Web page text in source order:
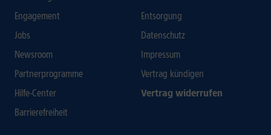
Engagement
Jobs
Newsroom
Partnerprogramme
Hilfe-Center
Barrierefreiheit
Entsorgung
Datenschutz
Impressum
Vertrag kündigen
Vertrag widerrufen